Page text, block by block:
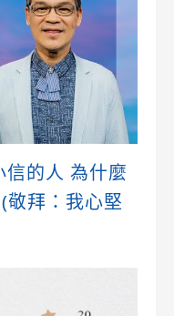
的人 為什麼
拜：我心堅